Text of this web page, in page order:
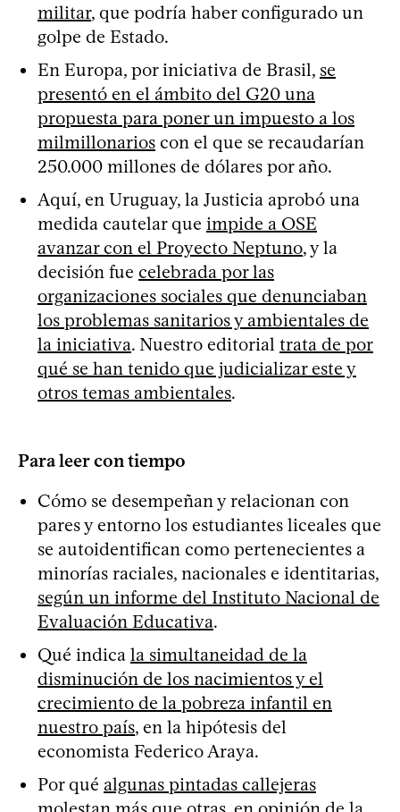
militar, que podría haber configurado un
golpe de Estado.
En Europa, por iniciativa de Brasil, se
presentó en el ámbito del G20 una
propuesta para poner un impuesto a los
milmillonarios con el que se recaudarían
250.000 millones de dólares por año.
Aquí, en Uruguay, la Justicia aprobó una
medida cautelar que impide a OSE
avanzar con el Proyecto Neptuno, y la
decisión fue celebrada por las
organizaciones sociales que denunciaban
los problemas sanitarios y ambientales de
la iniciativa. Nuestro editorial trata de por
qué se han tenido que judicializar este y
otros temas ambientales.
Para leer con tiempo
Cómo se desempeñan y relacionan con
pares y entorno los estudiantes liceales que
se autoidentifican como pertenecientes a
minorías raciales, nacionales e identitarias,
según un informe del Instituto Nacional de
Evaluación Educativa.
Qué indica la simultaneidad de la
disminución de los nacimientos y el
crecimiento de la pobreza infantil en
nuestro país, en la hipótesis del
economista Federico Araya.
Por qué algunas pintadas callejeras